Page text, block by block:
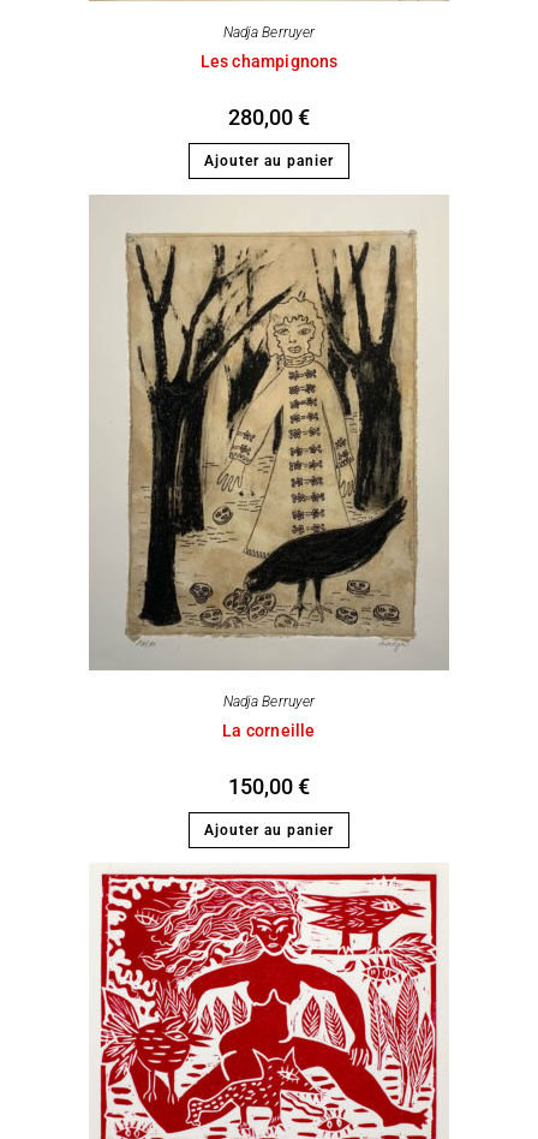
Nadja Berruyer
Les champignons
280,00€
Ajouter au panier
Nadja Berruyer
La corneille
150,00€
Ajouter au panier